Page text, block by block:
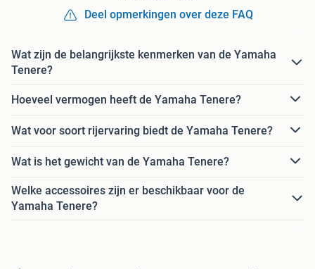
Deel opmerkingen over deze FAQ
Wat zijn de belangrijkste kenmerken van de Yamaha
Tenere?
Hoeveel vermogen heeft de Yamaha Tenere?
Wat voor soort rijervaring biedt de Yamaha Tenere?
Wat is het gewicht van de Yamaha Tenere?
Welke accessoires zijn er beschikbaar voor de
Yamaha Tenere?